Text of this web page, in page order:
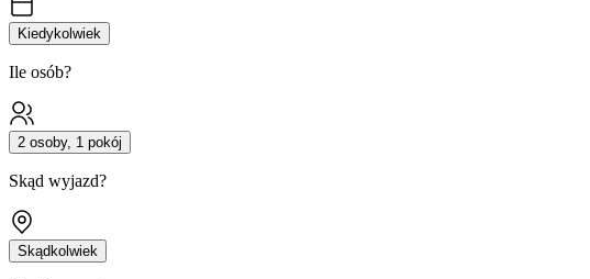
Kiedykolwiek
Ile osób?
2 osoby, 1 pokój
Skąd wyjazd?
Skądkolwiek